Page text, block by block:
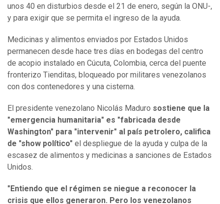
unos 40 en disturbios desde el 21 de enero, según la ONU-,
y para exigir que se permita el ingreso de la ayuda.
Medicinas y alimentos enviados por Estados Unidos
permanecen desde hace tres días en bodegas del centro
de acopio instalado en Cúcuta, Colombia, cerca del puente
fronterizo Tienditas, bloqueado por militares venezolanos
con dos contenedores y una cisterna.
El presidente venezolano Nicolás Maduro sostiene que la
"emergencia humanitaria" es "fabricada desde
Washington" para "intervenir" al país petrolero, califica
de "show político" el despliegue de la ayuda y culpa de la
escasez de alimentos y medicinas a sanciones de Estados
Unidos.
"Entiendo que el régimen se niegue a reconocer la
crisis que ellos generaron. Pero los venezolanos